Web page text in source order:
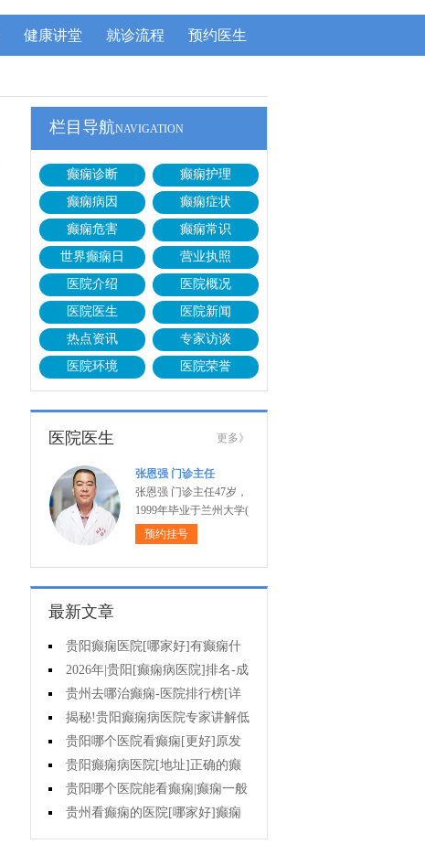
健康讲堂 就诊流程 预约医生
栏目导航NAVIGATION
癫痫诊断
癫痫护理
癫痫病因
癫痫症状
癫痫危害
癫痫常识
世界癫痫日
营业执照
医院介绍
医院概况
医院医生
医院新闻
热点资讯
专家访谈
医院环境
医院荣誉
医院医生 更多》
张恩强 门诊主任
张恩强 门诊主任47岁，
1999年毕业于兰州大学(
预约挂号
最新文章
贵阳癫痫医院[哪家好]有癫痫什
么不能吃什么药?
2026年|贵阳[癫痫病医院]排名-成
人癫痫急救措施护理
贵州去哪治癫痫-医院排行榜[详
细排名]癫痫病人可以吃什么食物?
揭秘!贵阳癫痫病医院专家讲解低
血糖会抽搐吗?
贵阳哪个医院看癫痫[更好]原发
性母猪疯能治好吗?
贵阳癫痫病医院[地址]正确的癫
痫护理是什么?
贵阳哪个医院能看癫痫|癫痫一般
会出现哪些症状?
贵州看癫痫的医院[哪家好]癫痫
的成因有哪些?